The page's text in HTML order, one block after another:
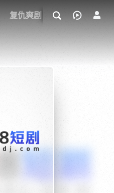
复仇爽剧 玄幻武侠 奇幻